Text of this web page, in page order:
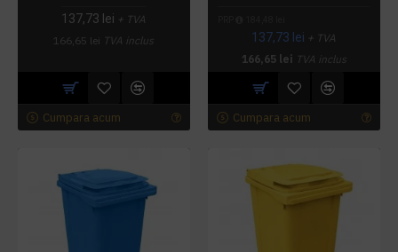
137,73 lei + TVA
166,65 lei TVA inclus
Cumpara acum
137,73 lei + TVA
166,65 lei TVA inclus
Cumpara acum